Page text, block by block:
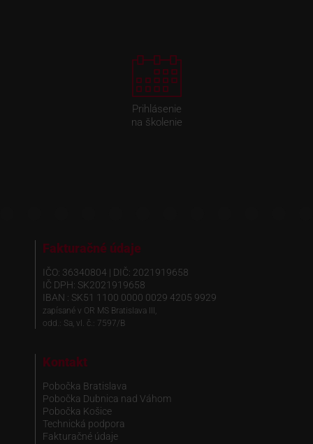
Prihlásenie
na školenie
Fakturačné údaje
IČO: 36340804 | DIČ: 2021919658
IČ DPH: SK2021919658
IBAN : SK51 1100 0000 0029 4205 9929
zapísané v OR MS Bratislava III,
odd.: Sa, vl. č.: 7597/B
Kontakt
Pobočka Bratislava
Pobočka Dubnica nad Váhom
Pobočka Košice
Technická podpora
Fakturačné údaje